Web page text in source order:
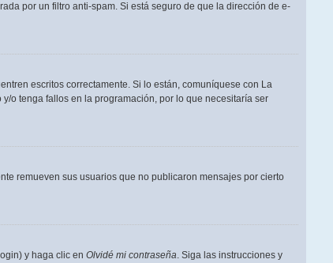
por un filtro anti-spam. Si está seguro de que la dirección de e-
escritos correctamente. Si lo están, comuníquese con La
o tenga fallos en la programación, por lo que necesitaría ser
remueven sus usuarios que no publicaron mensajes por cierto
y haga clic en Olvidé mi contraseña. Siga las instrucciones y